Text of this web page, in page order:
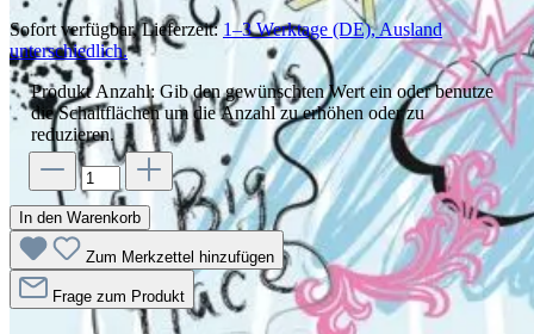
Sofort verfügbar, Lieferzeit:1–3 Werktage (DE), Ausland
unterschiedlich.
Produkt Anzahl: Gib den gewünschten Wert ein oder benutze
die Schaltflächen um die Anzahl zu erhöhen oder zu
reduzieren.
In den Warenkorb
Zum Merkzettel hinzufügen
Frage zum Produkt